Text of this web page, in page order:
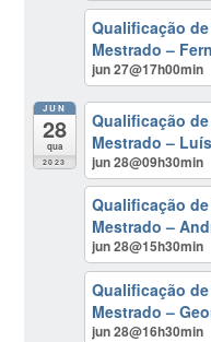
Qualificação
Mestrado –
jun 27@17h00min
JUN
28
qua
2023
Qualificação
Mestrado –
jun 28@09h30min
Qualificação
Mestrado –
jun 28@15h30min
Qualificação
Mestrado –
jun 28@16h30min